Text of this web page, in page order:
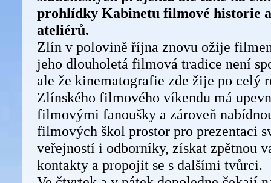
prohlídky Kabinetu filmové historie
ateliérů.
Zlín v polovině října znovu ožije
jeho dlouholetá filmová tradice není
ale že kinematografie zde žije po celý
Zlínského filmového víkendu má
filmovými fanoušky a zároveň
filmových škol prostor pro prezentaci
veřejností i odborníky, získat zpětnou
kontakty a propojit se s dalšími tvůrci.